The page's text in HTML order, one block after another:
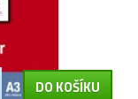
DO KOŠÍKU